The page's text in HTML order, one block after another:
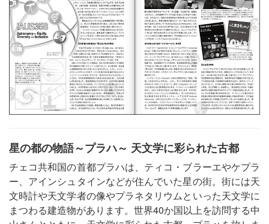
星の都の物語～プラハ～ 天文学に彩られた古都
チェコ共和国の首都プラハは、ティコ・ブラーエやケプラ
ー、アインシュタインなどが住んでいた星の街。街には天
文時計や天文学者の像やプラネタリウムといった天文学に
まつわる建造物があります。世界40か国以上を訪問する中